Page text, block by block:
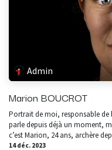
Admin
Marion BOUCROT
Portrait de moi, responsable
parle depuis déjà un moment,
c’est Marion, 24 ans, archère
14 déc. 2023